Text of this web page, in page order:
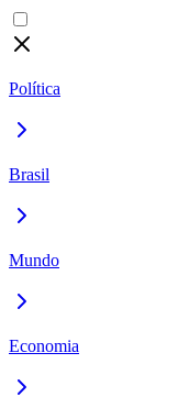
Política
Brasil
Mundo
Economia